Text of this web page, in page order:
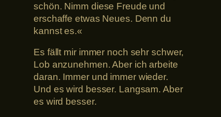
schön. Nimm diese Freude und
erschaffe etwas Neues. Denn du
kannst es.«
Es fällt mir immer noch sehr schwer,
Lob anzunehmen. Aber ich arbeite
daran. Immer und immer wieder.
Und es wird besser. Langsam. Aber
es wird besser.